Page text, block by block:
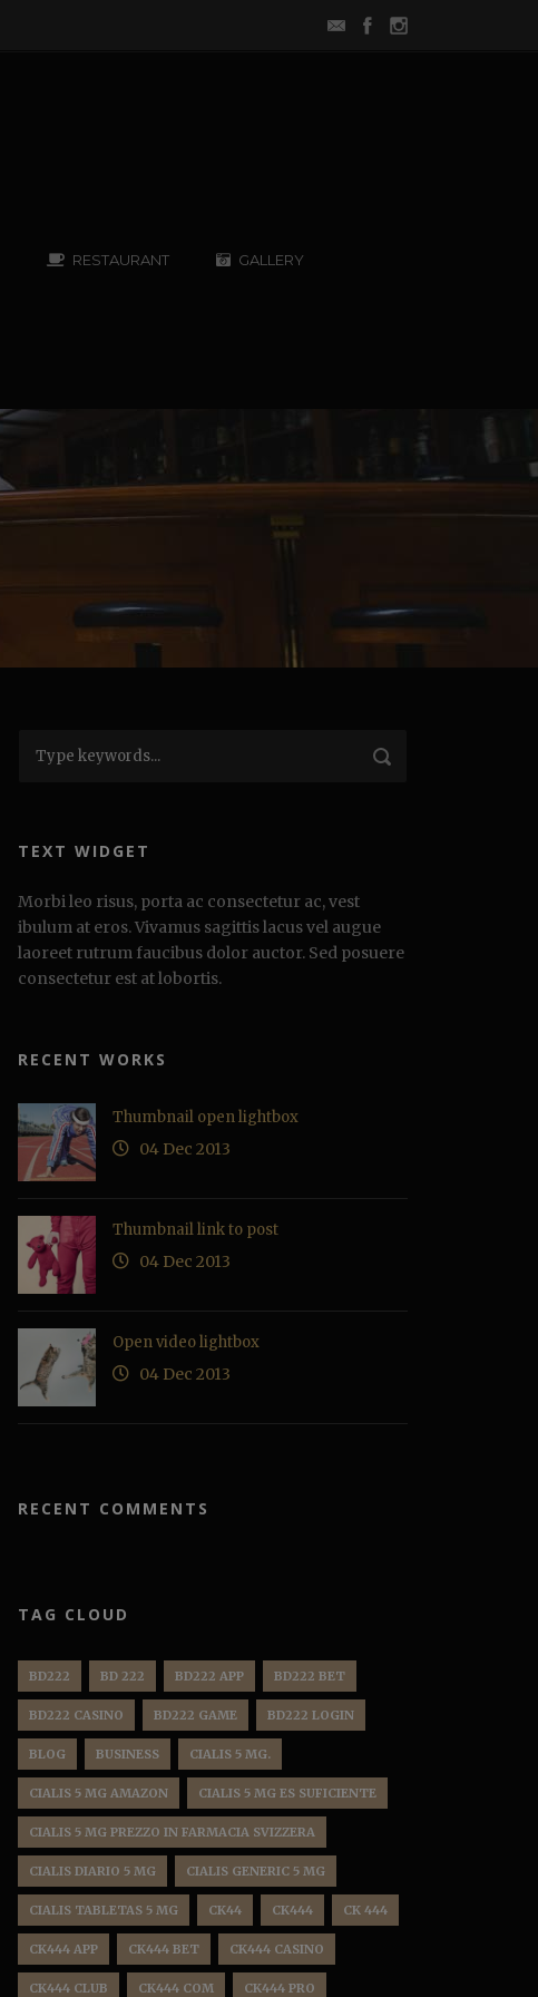
RESTAURANT GALLERY
TEXT WIDGET
Morbi leo risus, porta ac consectetur ac, vest
ibulum at eros. Vivamus sagittis lacus vel augue
laoreet rutrum faucibus dolor auctor. Sed posuere
consectetur est at lobortis.
RECENT WORKS
Thumbnail open lightbox
04 Dec 2013
Thumbnail link to post
04 Dec 2013
Open video lightbox
04 Dec 2013
RECENT COMMENTS
TAG CLOUD
BD222 BD 222 BD222 APP BD222 BET
BD222 CASINO BD222 GAME BD222 LOGIN
BLOG BUSINESS CIALIS 5 MG.
CIALIS 5 MG AMAZON CIALIS 5 MG ES SUFICIENTE
CIALIS 5 MG PREZZO IN FARMACIA SVIZZERA
CIALIS DIARIO 5 MG CIALIS GENERIC 5 MG
CIALIS TABLETAS 5 MG CK44 CK444 CK 444
CK444 APP CK444 BET CK444 CASINO
CK444 CLUB CK444 COM CK444 PRO